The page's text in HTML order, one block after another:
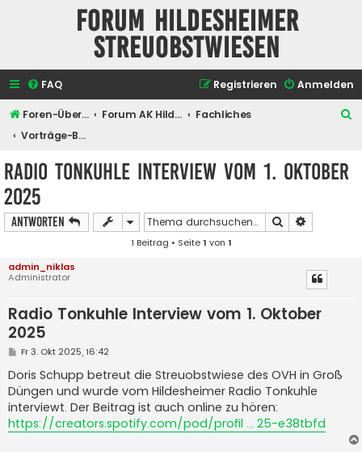
Forum Hildesheimer
Streuobstwiesen
FAQ Anmelden
Registrieren
Foren-Übersicht Forum AK Hildesheimer Streuobstwiesen
Fachliches
Vorträge-Berichte
Radio Tonkuhle Interview vom 1. Oktober
2025
Antworten Suche
1 Beitrag • Seite1 von 1
admin_niklas
Administrator
Radio Tonkuhle Interview vom 1. Oktober
2025
B
i
t
r
a
g
Fr 3. Okt 2025, 16:42
Doris Schupp betreut die Streuobstwiese des OVH in Groß
Düngen und wurde vom Hildesheimer Radio Tonkuhle
interviewt. Der Beitrag ist auch online zu hören:
https://creators.spotify.com/pod/profil ... 25-e38tbfd